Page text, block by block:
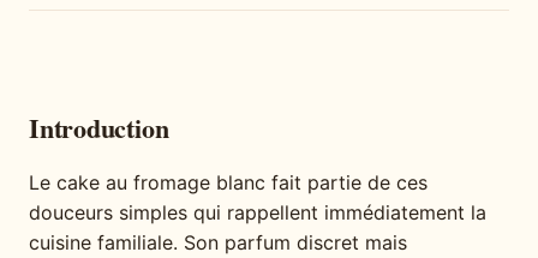
Introduction
Le cake au fromage blanc fait partie de ces
douceurs simples qui rappellent immédiatement la
cuisine familiale. Son parfum discret mais